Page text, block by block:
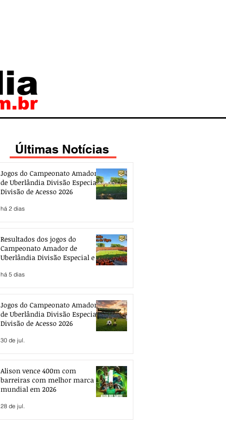
Últimas Notícias
Jogos do Campeonato Amador
de Uberlândia Divisão Especial e
Divisão de Acesso 2026
há 2 dias
Resultados dos jogos do
Campeonato Amador de
Uberlândia Divisão Especial e de
há 5 dias
Jogos do Campeonato Amador
de Uberlândia Divisão Especial e
Divisão de Acesso 2026
30 de jul.
Alison vence 400m com
barreiras com melhor marca
mundial em 2026
28 de jul.